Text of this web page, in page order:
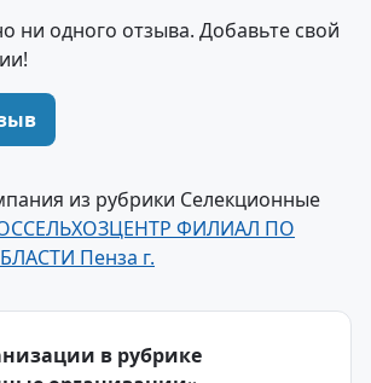
ни одного отзыва. Добавьте свой
из рубрики Селекционные
ФИЛИАЛ ПО
Пенза г.
в рубрике